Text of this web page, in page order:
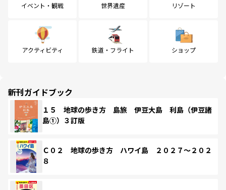
イベント・観戦 世界遺産 リゾート
アクティビティ 鉄道・フライト ショップ
新刊ガイドブック
１５ 地球の歩き方 島旅 伊豆大島 利島（伊豆諸
島①）３訂版
Ｃ０２ 地球の歩き方 ハワイ島 ２０２７～２０２
８